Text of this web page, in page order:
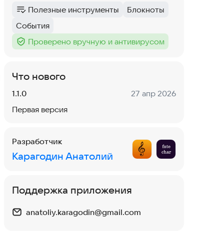
Категория:
Полезные инструменты
Тег:
Блокноты
Тег:
События
Тег :
Проверено вручную и антивирусом
Что нового
Версия:
1.1.0 Дата:
27 апр 2026
Первая версия
Разработчик
Карагодин Анатолий
Поддержка приложения
anatoliy.karagodin@gmail.com